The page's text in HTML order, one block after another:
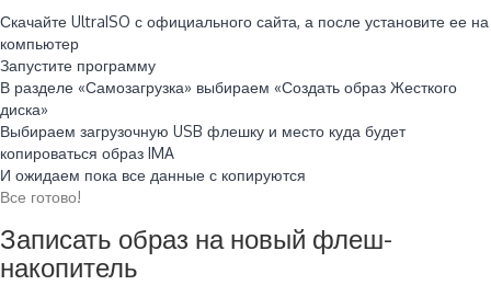
Скачайте UltraISO с официального сайта, а после установите ее на
компьютер
Запустите программу
В разделе «Самозагрузка» выбираем «Создать образ Жесткого
диска»
Выбираем загрузочную USB флешку и место куда будет
копироваться образ IMA
И ожидаем пока все данные с копируются
Все готово!
Записать образ на новый флеш-
накопитель